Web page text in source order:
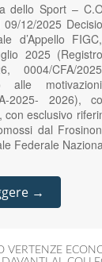
dello Sport –
12/2025
d’Appello
2025
0004/CFA/
alle
2025-
con esclusivo
dal
Federale
→
VERTENZE